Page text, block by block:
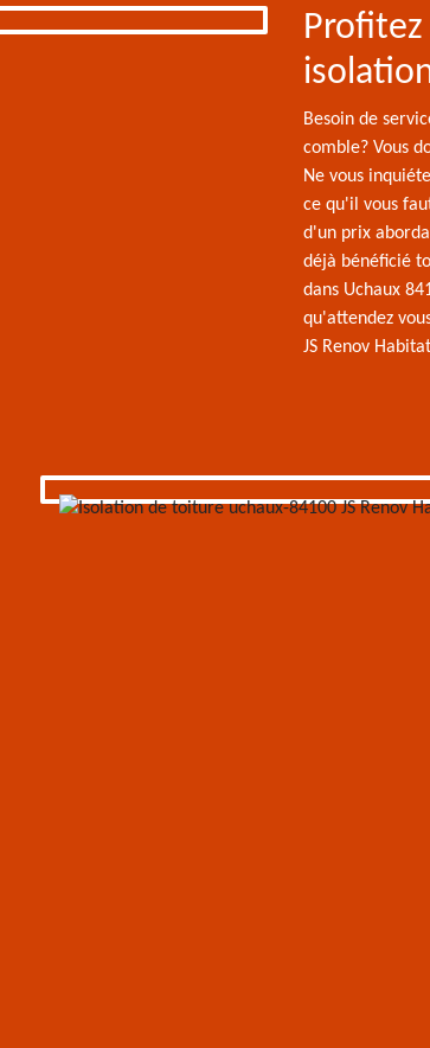
Besoin de
comble? Vous
Ne vous
ce qu'il vous
d'un prix
déjà bénéficié
dans Uchaux
qu'attendez
JS Renov